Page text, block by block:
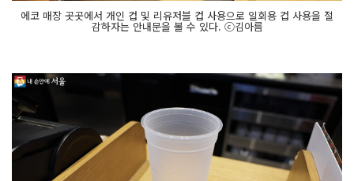
에코 매장 곳곳에서 개인 컵 및 리유저블 컵 사용으로 일회용 컵 사용을 절
감하자는 안내문을 볼 수 있다. ⓒ김아름